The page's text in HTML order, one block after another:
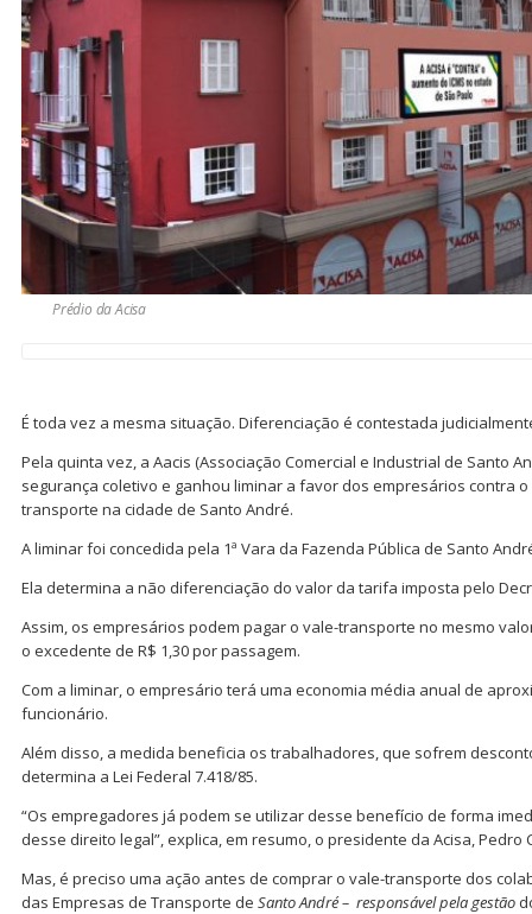
Prédio da Acisa
É toda vez a mesma situação. Diferenciação é contestada
Pela quinta vez, a Aacis (Associação Comercial e Industrial de Santo
segurança coletivo e ganhou liminar a favor dos empresários contra
transporte na cidade de Santo André.
A liminar foi concedida pela 1ª Vara da Fazenda Pública de Santo
Ela determina a não diferenciação do valor da tarifa imposta pelo
Assim, os empresários podem pagar o vale-transporte no mesmo
o excedente de R$ 1,30 por passagem.
Com a liminar, o empresário terá uma economia média anual de
funcionário.
Além disso, a medida beneficia os trabalhadores, que sofrem
determina a Lei Federal 7.418/85.
“Os empregadores já podem se utilizar desse benefício de forma
desse direito legal”, explica, em resumo, o presidente da Acisa, Pedro
Mas, é preciso uma ação antes de comprar o vale-transporte dos
das Empresas de Transporte de Santo André – responsável pela gestão